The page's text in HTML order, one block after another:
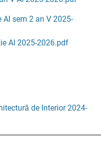
sem 2 an V 2025-
AI 2025-2026.pdf
de Interior 2024-